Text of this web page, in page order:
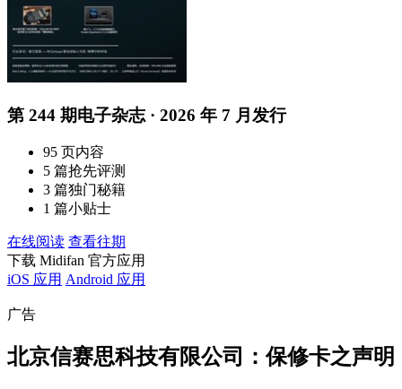
第 244 期电子杂志 · 2026 年 7 月发行
95 页内容
5 篇抢先评测
3 篇独门秘籍
1 篇小贴士
在线阅读 查看往期
下载 Midifan 官方应用
iOS 应用 Android 应用
广告
北京信赛思科技有限公司：保修卡之声明